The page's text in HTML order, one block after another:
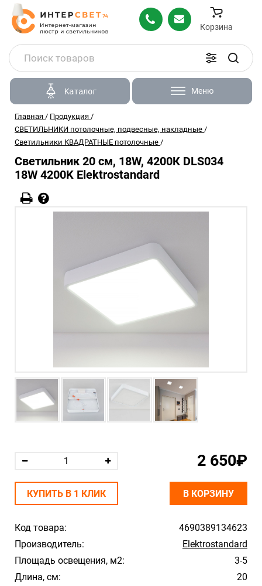
Корзина
Каталог Меню
Главная / Продукция /
СВЕТИЛЬНИКИ потолочные, подвесные, накладные /
Светильники КВАДРАТНЫЕ потолочные /
Светильник 20 см, 18W, 4200К DLS034
18W 4200K Elektrostandard
Код товара:
4690389134623
Производитель:
Elektrostandard
Площадь освещения, м2:
3-5
Длина, см:
20
2 650₽
КУПИТЬ В 1 КЛИК В КОРЗИНУ